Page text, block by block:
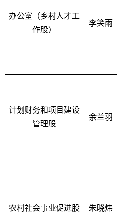
办公室（乡村人才工
作股）
李笑雨
计划财务和项目建设
管理股
余兰羽
农村社会事业促进股 朱晓炜